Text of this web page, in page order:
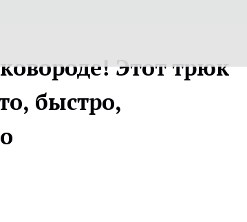
Этот трюк
быстро,